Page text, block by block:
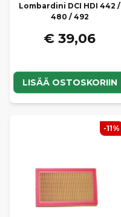
Lombardini DCI HDI 442 /
480 / 492
€ 39,06
LISÄÄ OSTOSKORIIN
-11%